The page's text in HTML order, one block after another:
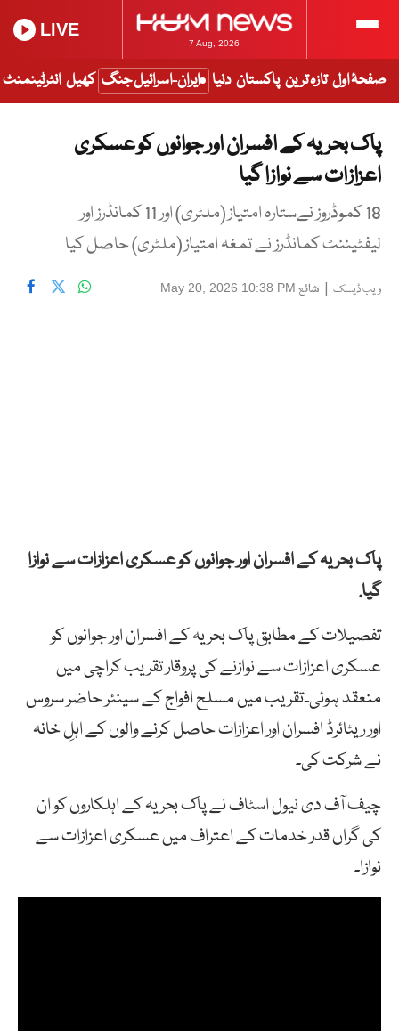
7 Aug, 2026
LIVE
صفحۂ اول تازہ ترین پاکستان دنیا ایران-اسرائیل جنگ کھیل انٹرٹینمنٹ
پاک بحریہ کے افسران اور جوانوں کو عسکری
اعزازات سے نوازا گیا
18 کموڈروز نےستارہ امتیاز (ملٹری) اور 11 کمانڈرز اور
لیفٹیننٹ کمانڈرز نے تمغہ امتیاز (ملٹری) حاصل کیا
ویب ڈیسک | شائع May 20, 2026 10:38 PM
پاک بحریہ کے افسران اور جوانوں کو عسکری اعزازات سے نوازا
گیا.
تفصیلات کے مطابق پاک بحریہ کے افسران اور جوانوں کو
عسکری اعزازات سے نوازنے کی پروقار تقریب کراچی میں
منعقد ہوئی۔تقریب میں مسلح افواج کے سینئر حاضر سروس
اور ریٹائرڈ افسران اور اعزازات حاصل کرنے والوں کے اہلِ خانہ
نے شرکت کی۔
چیف آف دی نیول اسٹاف نے پاک بحریہ کے اہلکاروں کو ان
کی گراں قدر خدمات کے اعتراف میں عسکری اعزازات سے
نوازا۔